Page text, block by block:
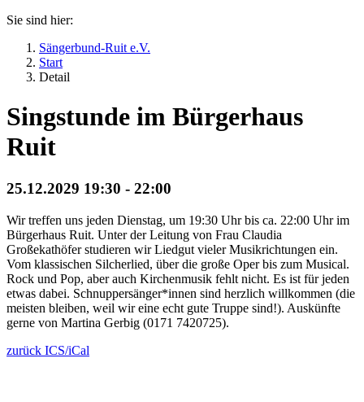
Sie sind hier:
Sängerbund-Ruit e.V.
Start
Detail
Singstunde im Bürgerhaus
Ruit
25.12.2029 19:30 - 22:00
Wir treffen uns jeden Dienstag, um 19:30 Uhr bis ca. 22:00 Uhr im
Bürgerhaus Ruit. Unter der Leitung von Frau Claudia
Großekathöfer studieren wir Liedgut vieler Musikrichtungen ein.
Vom klassischen Silcherlied, über die große Oper bis zum Musical.
Rock und Pop, aber auch Kirchenmusik fehlt nicht. Es ist für jeden
etwas dabei. Schnuppersänger*innen sind herzlich willkommen (die
meisten bleiben, weil wir eine echt gute Truppe sind!). Auskünfte
gerne von Martina Gerbig (0171 7420725).
zurück ICS/iCal